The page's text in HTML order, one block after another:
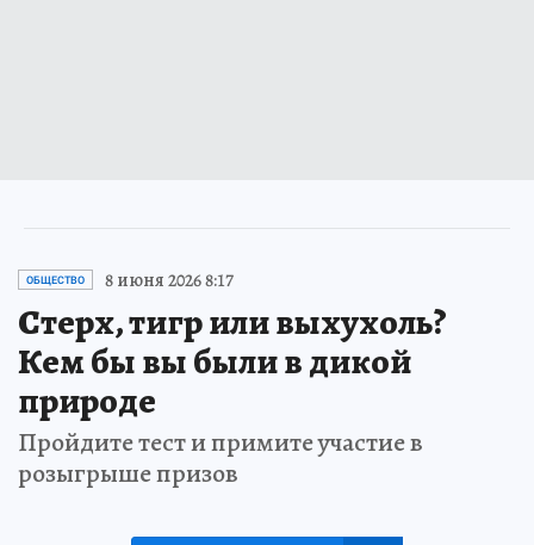
ОБЩЕСТВО 8 июня 2026 8:17
Стерх, тигр или выхухоль?
Кем бы вы были в дикой
природе
Пройдите тест и примите участие в
розыгрыше призов